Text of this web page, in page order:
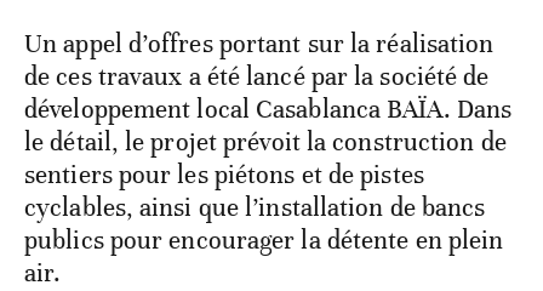
Un appel d’offres portant sur la réalisation
de ces travaux a été lancé par la société de
développement local Casablanca BAÏA. Dans
le détail, le projet prévoit la construction de
sentiers pour les piétons et de pistes
cyclables, ainsi que l’installation de bancs
publics pour encourager la détente en plein
air.